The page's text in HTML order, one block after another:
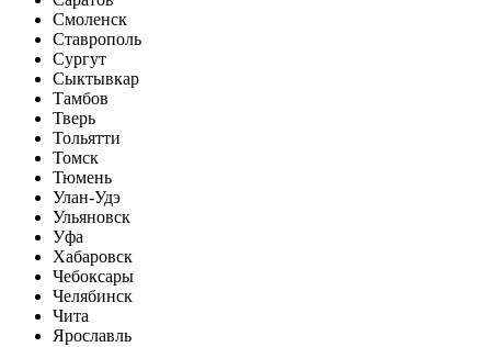
Смоленск
Ставрополь
Сургут
Сыктывкар
Тамбов
Тверь
Тольятти
Томск
Тюмень
Улан-Удэ
Ульяновск
Уфа
Хабаровск
Чебоксары
Челябинск
Чита
Ярославль